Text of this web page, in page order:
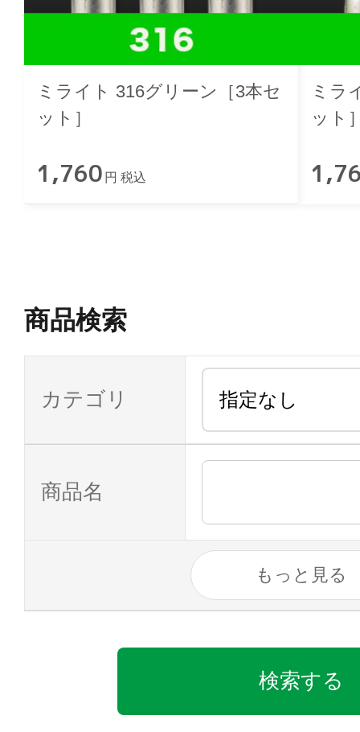
ミライト 316グリーン［3本セ
ット］
1,760 円 税込
ミラ
ット
商品検索
カテゴリ
商品名
もっと見る